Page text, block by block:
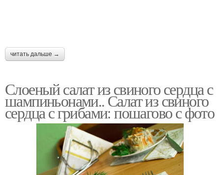
Салаты с сердцем
Салаты с свиным
сердцем
Сытный салат
Заготовки из
болгарского перца
Перец на зиму
читать дальше →
Слоеный салат из свиного сердца с
шампиньонами.. Салат из свиного
сердца с грибами: пошагово с фото